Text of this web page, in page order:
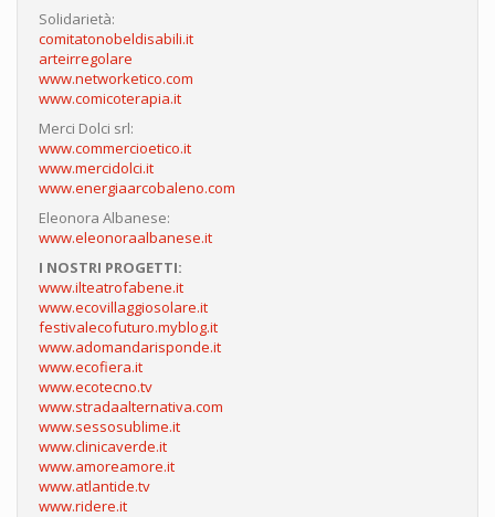
Solidarietà:
comitatonobeldisabili.it
arteirregolare
www.networketico.com
www.comicoterapia.it
Merci Dolci srl:
www.commercioetico.it
www.mercidolci.it
www.energiaarcobaleno.com
Eleonora Albanese:
www.eleonoraalbanese.it
I NOSTRI PROGETTI:
www.ilteatrofabene.it
www.ecovillaggiosolare.it
festivalecofuturo.myblog.it
www.adomandarisponde.it
www.ecofiera.it
www.ecotecno.tv
www.stradaalternativa.com
www.sessosublime.it
www.clinicaverde.it
www.amoreamore.it
www.atlantide.tv
www.ridere.it